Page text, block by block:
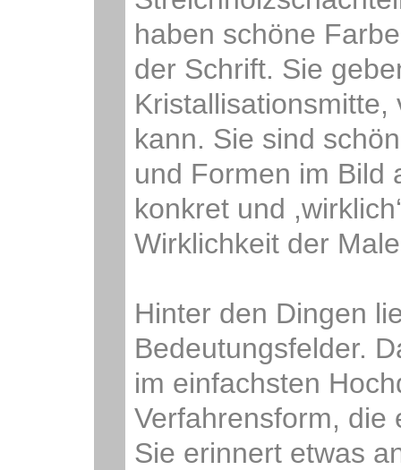
haben schöne
der Schrift. Sie
kann. Sie sind
und Formen im Bild
konkret und
Wirklichkeit der
Hinter den Dingen
Bedeutungsfelder.
im einfachsten
Verfahrensform, die
Sie erinnert etwas